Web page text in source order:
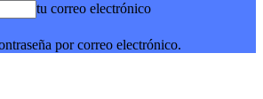
tu correo electrónico
por correo electrónico.